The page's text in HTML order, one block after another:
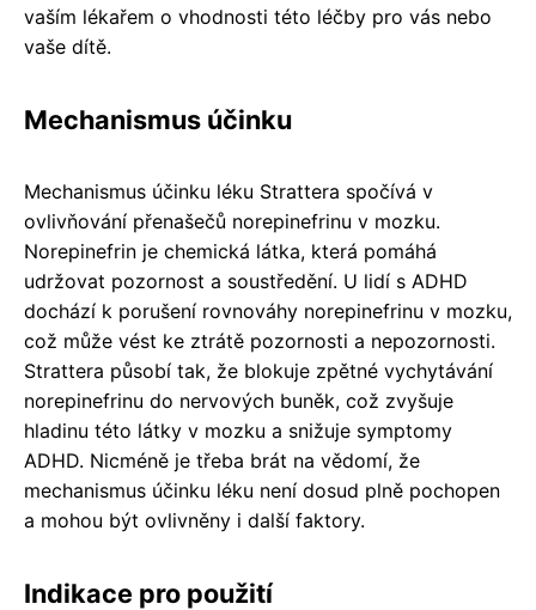
vaším lékařem o vhodnosti této léčby pro vás nebo
vaše dítě.
Mechanismus účinku
Mechanismus účinku léku Strattera spočívá v
ovlivňování přenašečů norepinefrinu v mozku.
Norepinefrin je chemická látka, která pomáhá
udržovat pozornost a soustředění. U lidí s ADHD
dochází k porušení rovnováhy norepinefrinu v mozku,
což může vést ke ztrátě pozornosti a nepozornosti.
Strattera působí tak, že blokuje zpětné vychytávání
norepinefrinu do nervových buněk, což zvyšuje
hladinu této látky v mozku a snižuje symptomy
ADHD. Nicméně je třeba brát na vědomí, že
mechanismus účinku léku není dosud plně pochopen
a mohou být ovlivněny i další faktory.
Indikace pro použití